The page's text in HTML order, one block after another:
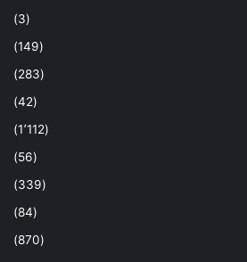
(3)
(149)
(283)
(42)
(1٬112)
(56)
(339)
(84)
(870)